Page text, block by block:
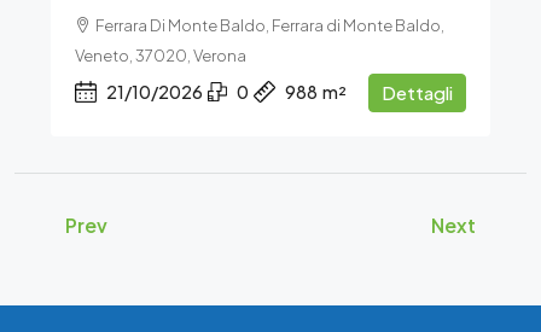
Ferrara Di Monte Baldo, Ferrara di Monte Baldo,
Veneto, 37020, Verona
21/10/2026 0 988 m² Dettagli
Prev Next